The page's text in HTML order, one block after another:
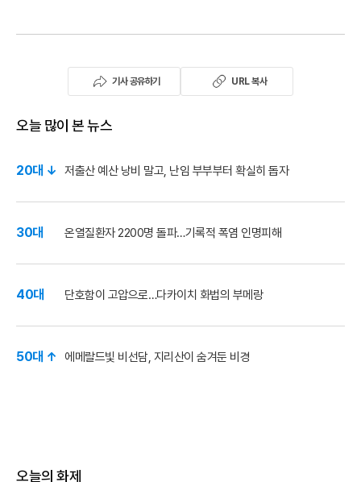
기사 공유하기 URL 복사
오늘 많이 본 뉴스
20대 ↓ 저출산 예산 낭비 말고, 난임 부부부터 확실히 돕자
30대 온열질환자 2200명 돌파…기록적 폭염 인명피해
40대 단호함이 고압으로…다카이치 화법의 부메랑
50대 ↑ 에메랄드빛 비선담, 지리산이 숨겨둔 비경
오늘의 화제